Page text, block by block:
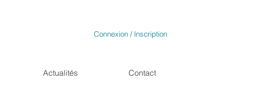
Connexion / Inscription
Actualités Contact